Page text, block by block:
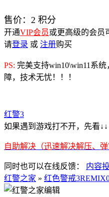
售价： 2 积分
开通VIP会员或更高级的会员
请登录 或 注册购买
PS: 完美支持win10\win11系
障，技术无忧！！！
红警3
如果遇到游戏打不开，先看
自助解决（迅速解决解压、弹
同时也可以在线反馈： 内容
红警之家 » 红色警戒